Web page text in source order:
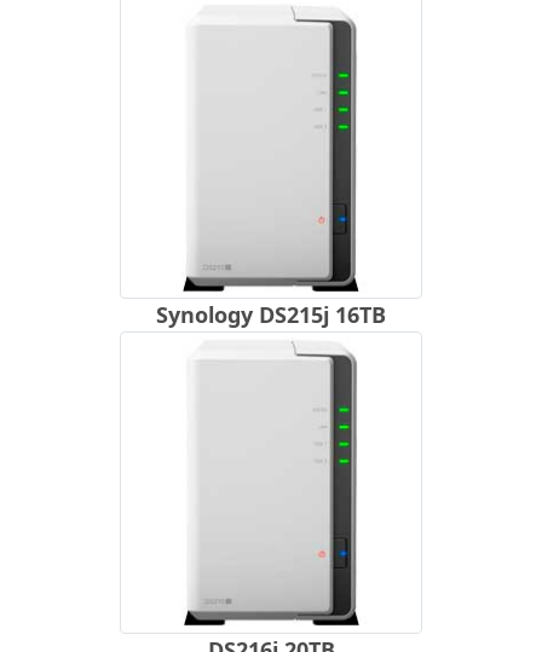
Synology DS215j 16TB